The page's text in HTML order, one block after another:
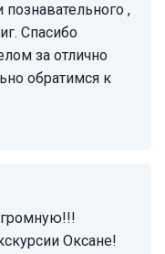
познавательного ,
Спасибо
за отлично
обратимся к
Оксане!